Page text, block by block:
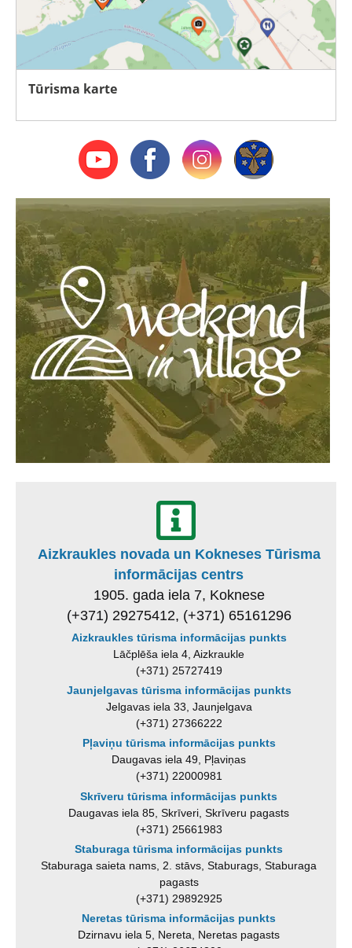
Tūrisma karte
Aizkraukles novada un Kokneses Tūrisma
informācijas centrs
1905. gada iela 7, Koknese
(+371) 29275412, (+371) 65161296
Aizkraukles tūrisma informācijas punkts
Lāčplēša iela 4, Aizkraukle
(+371) 25727419
Jaunjelgavas tūrisma informācijas punkts
Jelgavas iela 33, Jaunjelgava
(+371) 27366222
Pļaviņu tūrisma informācijas punkts
Daugavas iela 49, Pļaviņas
(+371) 22000981
Skrīveru tūrisma informācijas punkts
Daugavas iela 85, Skrīveri, Skrīveru pagasts
(+371) 25661983
Staburaga tūrisma informācijas punkts
Staburaga saieta nams, 2. stāvs, Staburags, Staburaga
pagasts
(+371) 29892925
Neretas tūrisma informācijas punkts
Dzirnavu iela 5, Nereta, Neretas pagasts